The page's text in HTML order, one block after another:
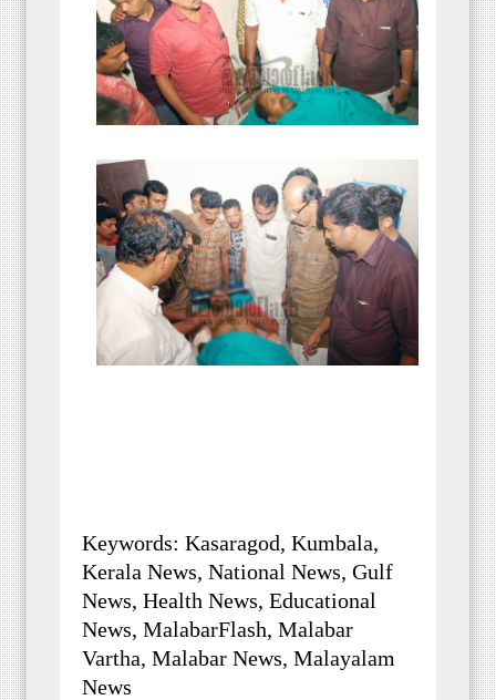
Keywords: Kasaragod, Kumbala,
Kerala News, National News, Gulf
News, Health News, Educational
News, MalabarFlash, Malabar
Vartha, Malabar News, Malayalam
News